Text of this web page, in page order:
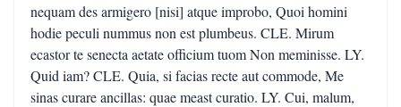
nequam des armigero [nisi] atque improbo, Quoi homini
hodie peculi nummus non est plumbeus. CLE. Mirum
ecastor te senecta aetate officium tuom Non meminisse. LY.
Quid iam? CLE. Quia, si facias recte aut commode, Me
sinas curare ancillas: quae meast curatio. LY. Cui, malum,